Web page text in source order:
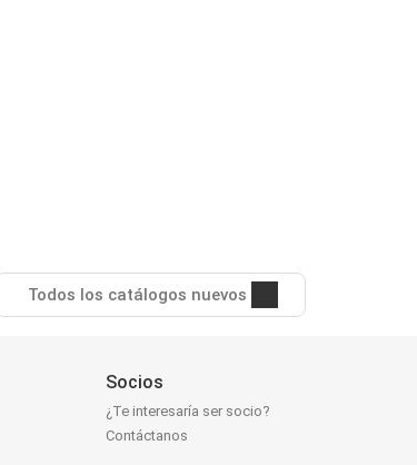
Todos los catálogos nuevos
Socios
¿Te interesaría ser socio?
Contáctanos